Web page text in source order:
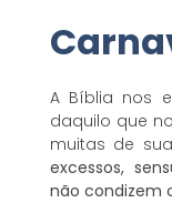
A Bíblia nos
daquilo que
muitas de
excessos,
não condizem